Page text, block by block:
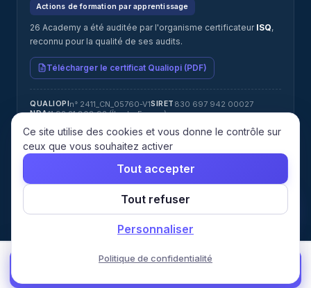
Actions de formation par apprentissage
26 Academy a été auditée par l'organisme certificateur ISQ,
reconnu pour la qualité de ses audits.
Télécharger le certificat Qualiopi (PDF)
QUALIOPI n° 2411_CN_05760-V1SIRET 830 697 942 00027
NDA11 92 21 808 92 (Île-de-France)
CERTIFICATEURISQ
© 2026 26 Academy. Tous droits réservés.
légales
Confidentialité CGUCGVCookies
cookies
Ce site utilise des cookies et vous donne le contrôle sur
ceux que vous souhaitez activer
Tout accepter
Tout refuser
Personnaliser
Politique de confidentialité